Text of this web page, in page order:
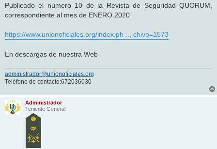
n
a
Publicado el número 10 de la Revista de Seguridad QUORUM,
correspondiente al mes de ENERO 2020
https://www.unionoficiales.org/index.ph ... chivo=1573
En descargas de nuestra Web
administrador@unionoficiales.org
Teléfono de contacto:672036030
Administrador
Teniente General